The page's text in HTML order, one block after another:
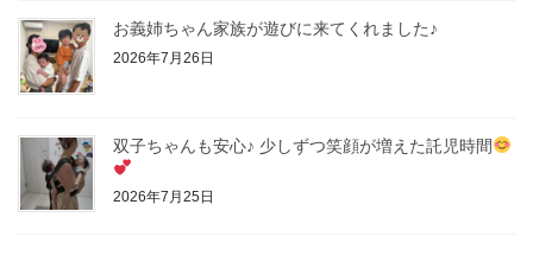
お義姉ちゃん家族が遊びに来てくれました♪
2026年7月26日
双子ちゃんも安心♪ 少しずつ笑顔が増えた託児時間
2026年7月25日